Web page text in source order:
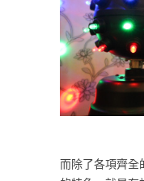
而除了各項齊全